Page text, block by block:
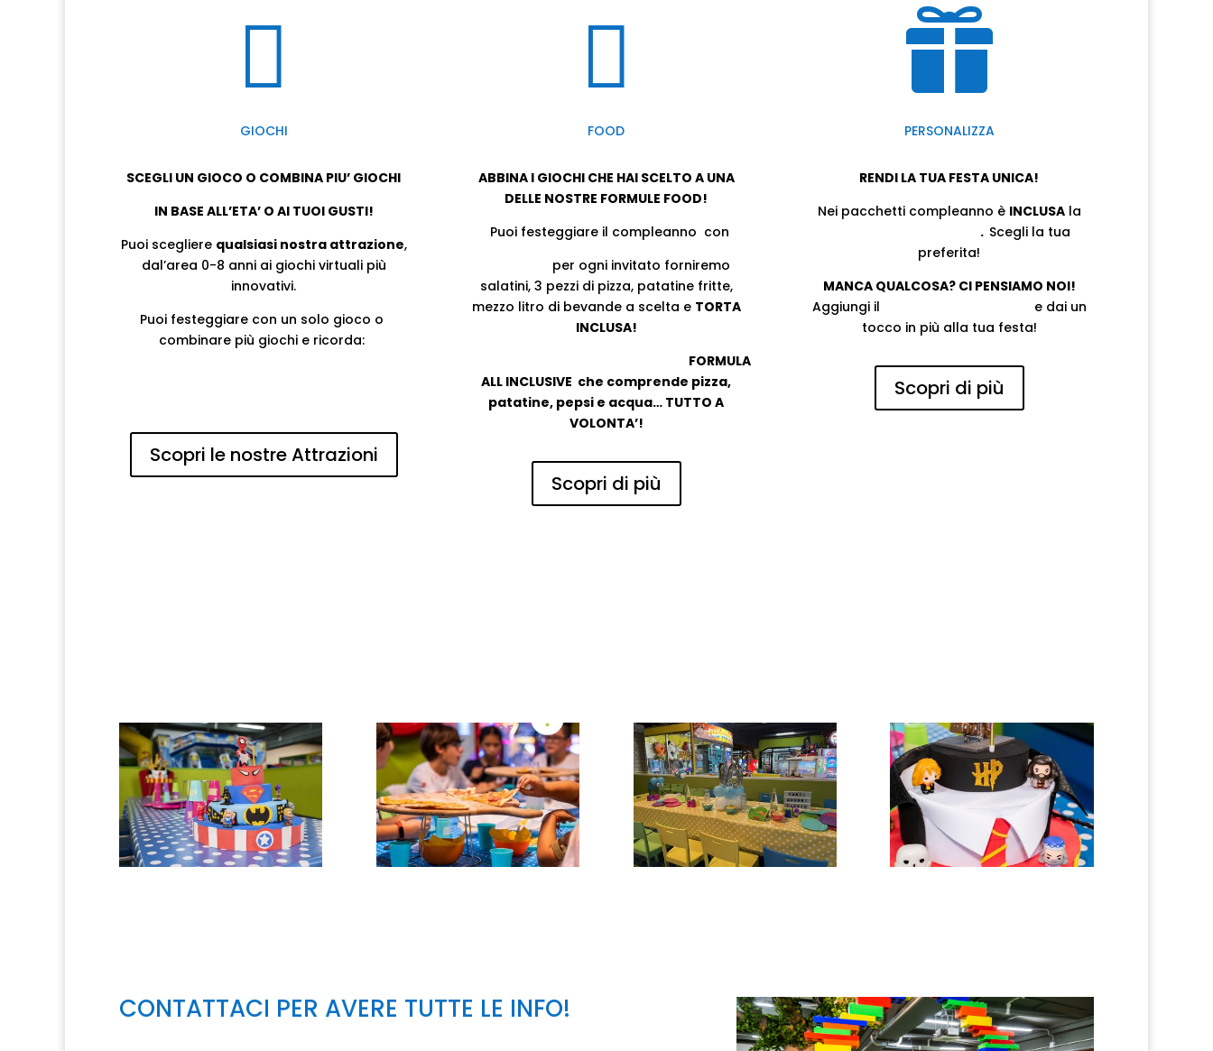

GIOCHI
SCEGLI UN GIOCO O COMBINA PIU’ GIOCHI
IN BASE ALL’ETA’ O AI TUOI GUSTI!
Puoi scegliere qualsiasi nostra attrazione,
dal’area 0-8 anni ai giochi virtuali più
innovativi.
Puoi festeggiare con un solo gioco o
combinare più giochi e ricorda:
Scopri le nostre Attrazioni

FOOD
ABBINA I GIOCHI CHE HAI SCELTO A UNA
DELLE NOSTRE FORMULE FOOD!
Puoi festeggiare il compleanno con
per ogni invitato forniremo
salatini, 3 pezzi di pizza, patatine fritte,
mezzo litro di bevande a scelta e TORTA
INCLUSA!
FORMULA
ALL INCLUSIVE che comprende pizza,
patatine, pepsi e acqua… TUTTO A
VOLONTA’!
Scopri di più

PERSONALIZZA
RENDI LA TUA FESTA UNICA!
Nei pacchetti compleanno è INCLUSAla
. Scegli la tua
preferita!
MANCA QUALCOSA? CI PENSIAMO NOI!
Aggiungi il
e dai un
tocco in più alla tua festa!
Scopri di più
CONTATTACI PER AVERE TUTTE LE INFO!